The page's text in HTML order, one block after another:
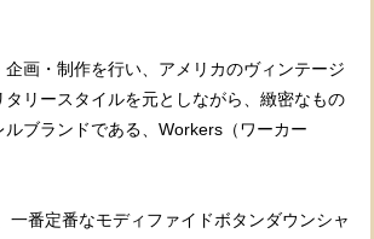
企画・制作を行い、アメリカのヴィンテージ
タリースタイルを元としながら、緻密なもの
ブランドである、Workers（ワーカー
一番定番なモディファイドボタンダウンシャ